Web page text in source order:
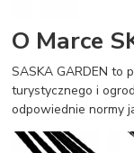
O Marce
SASKA GARDEN to
turystycznego i
odpowiednie normy